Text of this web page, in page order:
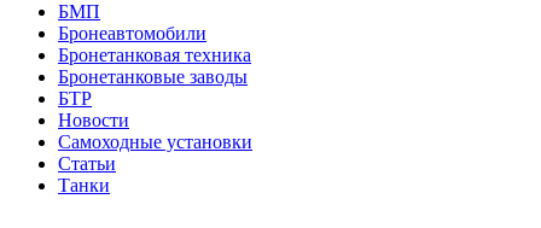
БМП
Бронеавтомобили
Бронетанковая техника
Бронетанковые заводы
БТР
Новости
Самоходные установки
Статьи
Танки